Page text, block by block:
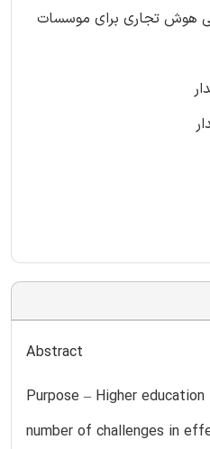
هوش تجاری برای موسسات
Abstract
Purpose – Higher
number of challenges in